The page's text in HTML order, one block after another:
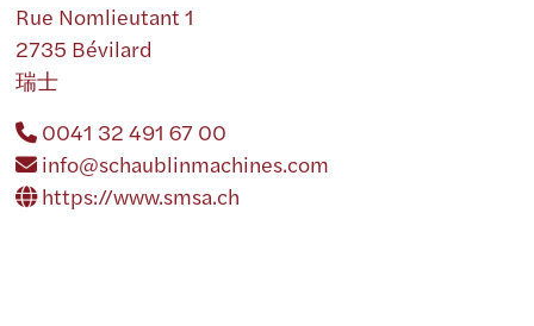
Rue Nomlieutant 1
2735 Bévilard
瑞士
0041 32 491 67 00
info@schaublinmachines.com
https://www.smsa.ch